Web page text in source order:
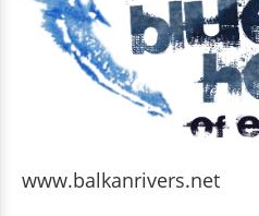
www.balkanrivers.net